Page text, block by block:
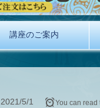
講座のご案内
2021/5/1 You can read